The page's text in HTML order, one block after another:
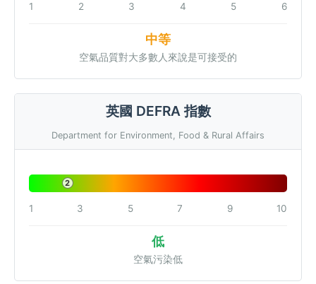
1 2 3 4 5 6
中等
空氣品質對大多數人來說是可接受的
英國 DEFRA 指數
Department for Environment, Food & Rural Affairs
2
1 3 5 7 9 10
低
空氣污染低